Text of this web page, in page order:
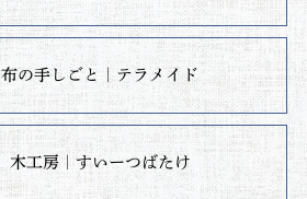
布の手しごと｜テラメイド
木工房｜すいーつばたけ